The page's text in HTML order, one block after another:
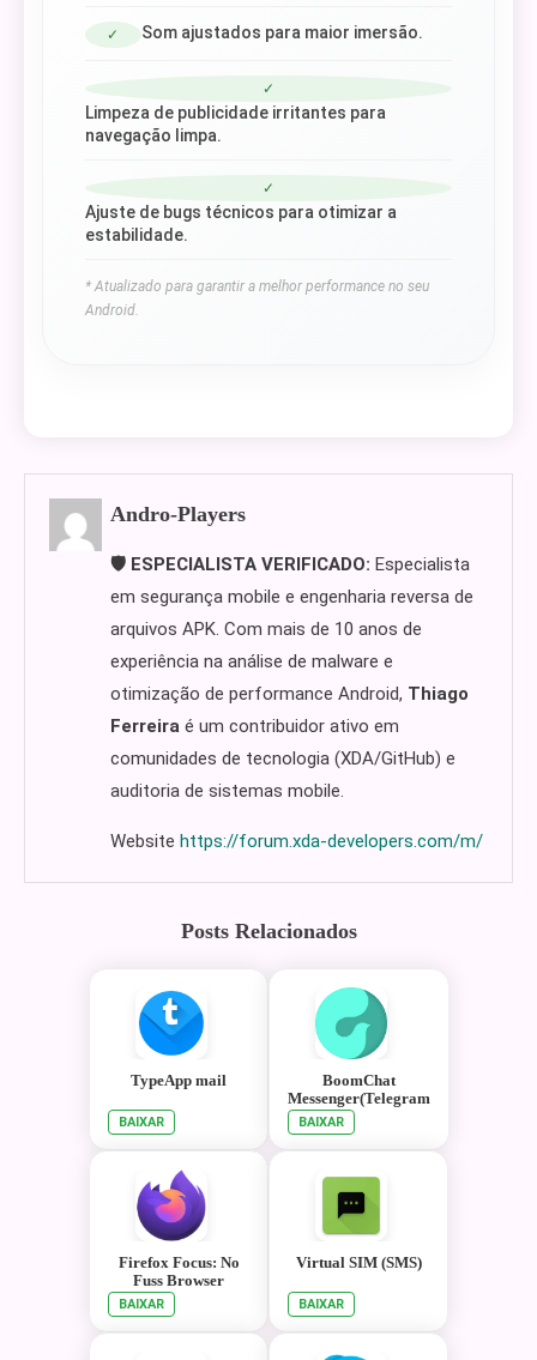
✓ Som ajustados para maior imersão.
✓
Limpeza de publicidade irritantes para
navegação limpa.
✓
Ajuste de bugs técnicos para otimizar a
estabilidade.
* Atualizado para garantir a melhor performance no seu
Android.
Andro-Players
🛡️ ESPECIALISTA VERIFICADO: Especialista
em segurança mobile e engenharia reversa de
arquivos APK. Com mais de 10 anos de
experiência na análise de malware e
otimização de performance Android, Thiago
Ferreira é um contribuidor ativo em
comunidades de tecnologia (XDA/GitHub) e
auditoria de sistemas mobile.
Website https://forum.xda-developers.com/m/
Posts Relacionados
TypeApp mail
BAIXAR
BoomChat
Messenger(Telegram
API Proxy)
BAIXAR
Firefox Focus: No
Fuss Browser
BAIXAR
Virtual SIM (SMS)
BAIXAR